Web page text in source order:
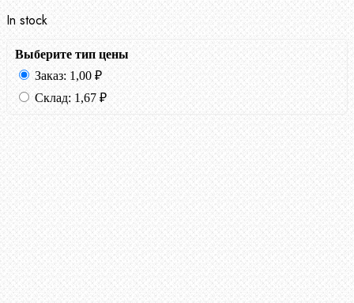
In stock
Выберите тип цены
Заказ: 1,00 ₽
Склад: 1,67 ₽